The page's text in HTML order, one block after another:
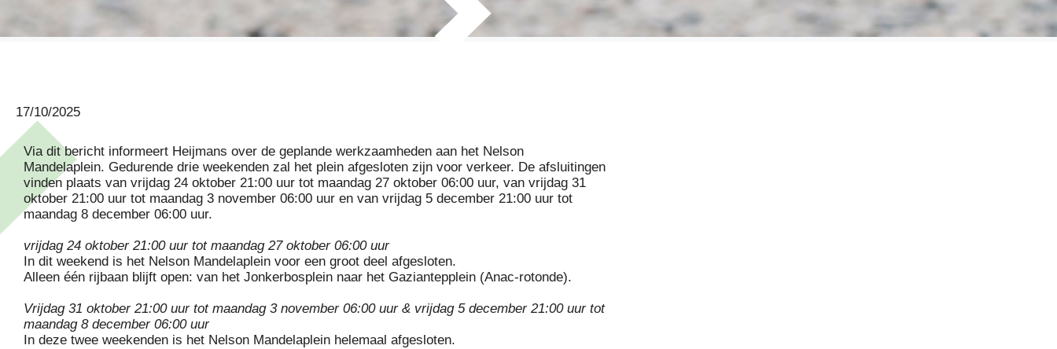
17/10/2025
Via dit bericht informeert Heijmans over de geplande werkzaamheden aan het Nelson
Mandelaplein. Gedurende drie weekenden zal het plein afgesloten zijn voor verkeer. De afsluitingen
vinden plaats van vrijdag 24 oktober 21:00 uur tot maandag 27 oktober 06:00 uur, van vrijdag 31
oktober 21:00 uur tot maandag 3 november 06:00 uur en van vrijdag 5 december 21:00 uur tot
maandag 8 december 06:00 uur.
vrijdag 24 oktober 21:00 uur tot maandag 27 oktober 06:00 uur
In dit weekend is het Nelson Mandelaplein voor een groot deel afgesloten.
Alleen één rijbaan blijft open: van het Jonkerbosplein naar het Gaziantepplein (Anac-rotonde).
Vrijdag 31 oktober 21:00 uur tot maandag 3 november 06:00 uur & vrijdag 5 december 21:00 uur tot
maandag 8 december 06:00 uur
In deze twee weekenden is het Nelson Mandelaplein helemaal afgesloten.